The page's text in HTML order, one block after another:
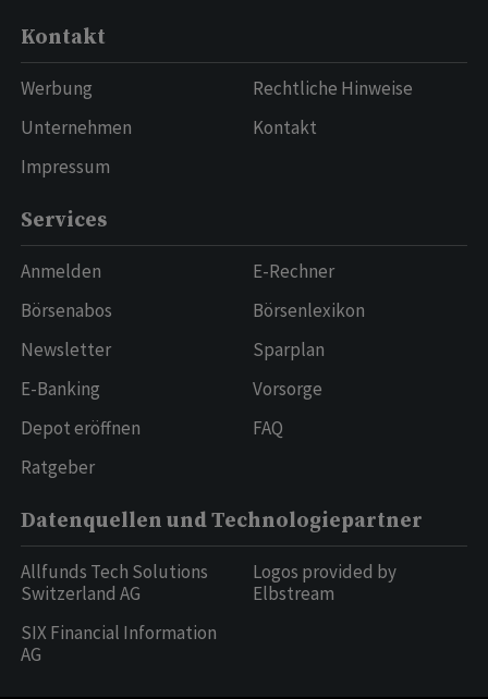
Kontakt
Werbung
Unternehmen
Impressum
Rechtliche Hinweise
Kontakt
Services
Anmelden
Börsenabos
Newsletter
E-Banking
Depot eröffnen
Ratgeber
E-Rechner
Börsenlexikon
Sparplan
Vorsorge
FAQ
Datenquellen und Technologiepartner
Allfunds Tech Solutions
Switzerland AG
SIX Financial Information
AG
Logos provided by
Elbstream